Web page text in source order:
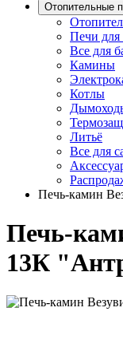
Отопительные
Печи для
Все для
Камины
Котлы
Литьё
Все для
Печь-камин
Печь-
13К